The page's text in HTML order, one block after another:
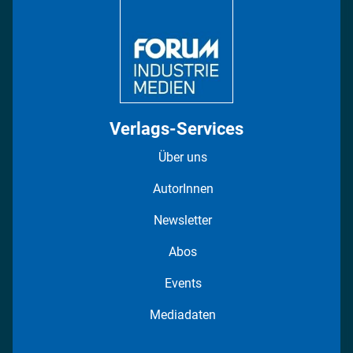
Verlags-Services
Über uns
AutorInnen
Newsletter
Abos
Events
Mediadaten